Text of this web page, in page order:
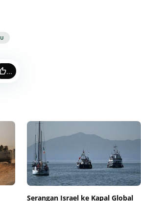
...
Serangan Israel ke Kapal Global